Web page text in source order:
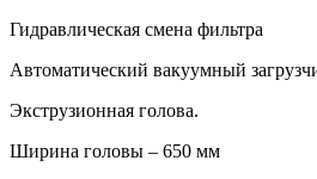
Гидравлическая смена фильтра
Автоматический вакуумный
Экструзионная голова.
Ширина головы – 650 мм